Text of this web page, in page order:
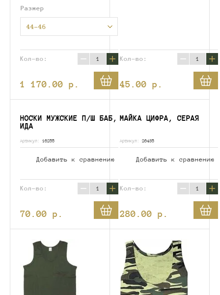
Размер
44-46
Кол-во: − +
1 170.00 p.
Кол-во: − +
45.00 p.
НОСКИ МУЖСКИЕ П/Ш БАБ,
ИДА
Артикул: 16255
Добавить к сравнению
Кол-во: − +
70.00 p.
МАЙКА ЦИФРА, СЕРАЯ
Артикул: 26435
Добавить к сравнению
Кол-во: − +
280.00 p.